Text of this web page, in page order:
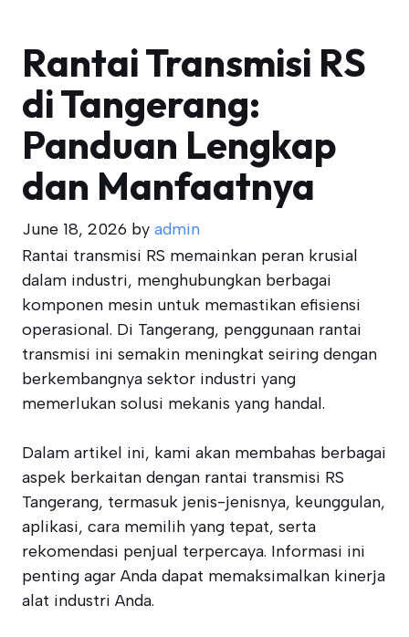
Rantai Transmisi RS
di Tangerang:
Panduan Lengkap
dan Manfaatnya
June 18, 2026 by admin
Rantai transmisi RS memainkan peran krusial
dalam industri, menghubungkan berbagai
komponen mesin untuk memastikan efisiensi
operasional. Di Tangerang, penggunaan rantai
transmisi ini semakin meningkat seiring dengan
berkembangnya sektor industri yang
memerlukan solusi mekanis yang handal.
Dalam artikel ini, kami akan membahas berbagai
aspek berkaitan dengan rantai transmisi RS
Tangerang, termasuk jenis-jenisnya, keunggulan,
aplikasi, cara memilih yang tepat, serta
rekomendasi penjual terpercaya. Informasi ini
penting agar Anda dapat memaksimalkan kinerja
alat industri Anda.